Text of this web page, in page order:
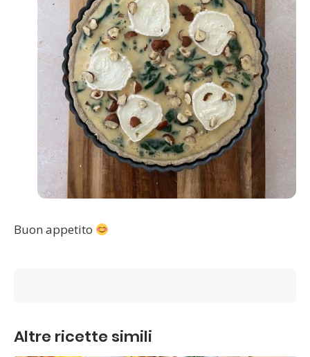
Buon appetito
Altre ricette simili